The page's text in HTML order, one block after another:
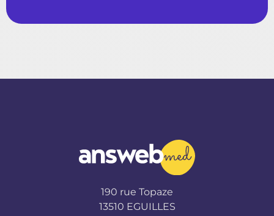
190 rue Topaze
13510 EGUILLES